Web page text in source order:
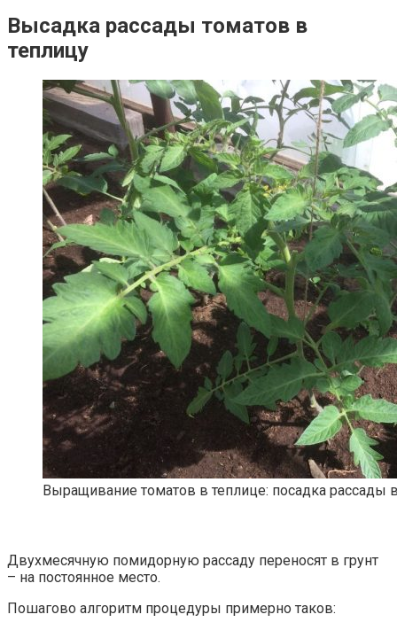
Высадка рассады томатов в
теплицу
Выращивание томатов в теплице: посадка рассады
Двухмесячную помидорную рассаду переносят в грунт
– на постоянное место.
Пошагово алгоритм процедуры примерно таков: